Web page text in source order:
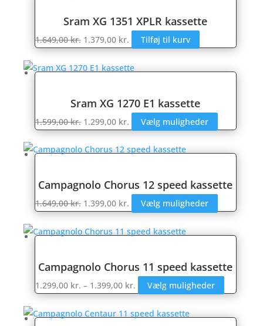
2.249,00 kr..1.799,00 kr..
Sram XG 1351 XPLR kassette
1.649,00kr. Den
oprindelige
pris
1.649,00 kr..
1.379,00 kr.Den
aktuelle
pris
1.379,00 kr..
Tilføj til kurv
Sram XG 1270 E1 kassette
1.599,00kr. Den
oprindelige
pris
1.599,00 kr..
1.299,00 kr. Den
aktuelle
pris
1.299,00 kr..
Vælg muligheder
vare
har
varianter.
kan
Campagnolo Chorus 12 speed kassette
1.649,00kr. Den
oprindelige
pris
1.649,00 kr..
1.399,00 kr.Den
aktuelle
pris
1.399,00 kr..
Vælg muligheder
vare
har
varianter.
kan
Campagnolo Chorus 11 speed kassette
1.299,00 kr. – 1.399,00 kr.Prisinterval:
1.299,00 kr.
til
Vælg muligheder
vare
har